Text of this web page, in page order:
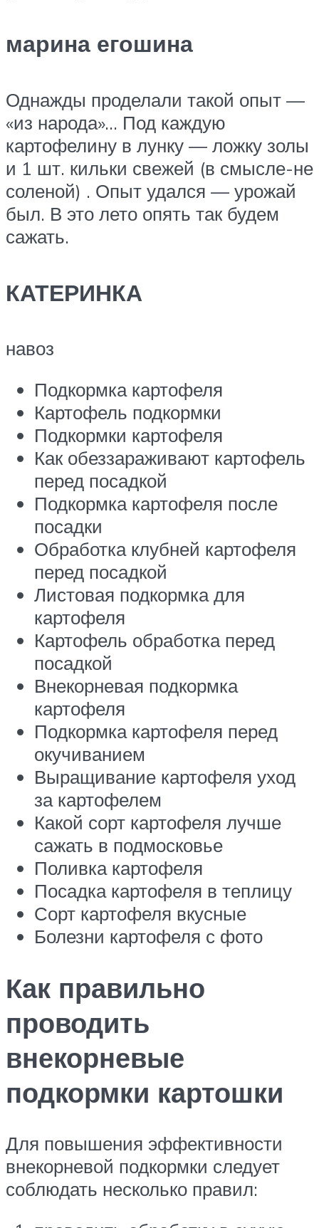
марина егошина
Однажды проделали такой опыт —
«из народа»… Под каждую
картофелину в лунку — ложку золы
и 1 шт. кильки свежей (в смысле-не
соленой) . Опыт удался — урожай
был. В это лето опять так будем
сажать.
КАТЕРИНКА
навоз
Подкормка картофеля
Картофель подкормки
Подкормки картофеля
Как обеззараживают картофель
перед посадкой
Подкормка картофеля после
посадки
Обработка клубней картофеля
перед посадкой
Листовая подкормка для
картофеля
Картофель обработка перед
посадкой
Внекорневая подкормка
картофеля
Подкормка картофеля перед
окучиванием
Выращивание картофеля уход
за картофелем
Какой сорт картофеля лучше
сажать в подмосковье
Поливка картофеля
Посадка картофеля в теплицу
Сорт картофеля вкусные
Болезни картофеля с фото
Как правильно
проводить
внекорневые
подкормки картошки
Для повышения эффективности
внекорневой подкормки следует
соблюдать несколько правил: